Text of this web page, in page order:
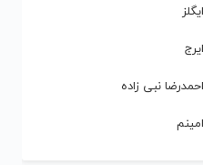
ایگلز
ایرج
احمدرضا نبی زاده
امینم